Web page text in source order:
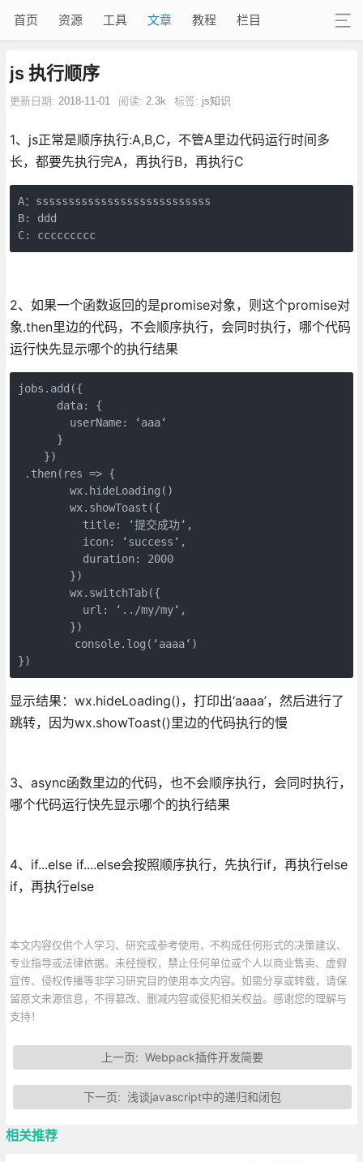
首页 资源 工具 文章 教程 栏目
js 执行顺序
更新日期: 2018-11-01 阅读: 2.3k 标签: js知识
1、js正常是顺序执行:A,B,C，不管A里边代码运行时间多
长，都要先执行完A，再执行B，再执行C
A：sssssssssssssssssssssssssss
B: ddd
C: ccccccccc
2、如果一个函数返回的是promise对象，则这个promise对
象.then里边的代码，不会顺序执行，会同时执行，哪个代码
运行快先显示哪个的执行结果
jobs.add({
      data: {
        userName: ‘aaa‘
      }
    })
.then(res => {
        wx.hideLoading()
        wx.showToast({
          title: ‘提交成功‘,
          icon: ‘success‘,
          duration: 2000
        })
        wx.switchTab({
          url: ‘../my/my‘,
        })
console.log(‘aaaa‘)
})
显示结果：wx.hideLoading()，打印出‘aaaa’，然后进行了
跳转，因为wx.showToast()里边的代码执行的慢
3、async函数里边的代码，也不会顺序执行，会同时执行，
哪个代码运行快先显示哪个的执行结果
4、if...else if....else会按照顺序执行，先执行if，再执行else
if，再执行else
本文内容仅供个人学习、研究或参考使用，不构成任何形式的决策建议、
专业指导或法律依据。未经授权，禁止任何单位或个人以商业售卖、虚假
宣传、侵权传播等非学习研究目的使用本文内容。如需分享或转载，请保
留原文来源信息，不得篡改、删减内容或侵犯相关权益。感谢您的理解与
支持！
上一页: Webpack插件开发简要
下一页: 浅谈javascript中的递归和闭包
相关推荐